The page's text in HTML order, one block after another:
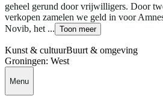
geheel gerund door vrijwilligers. Door
verkopen zamelen we geld in voor
Novib, het ... Toon meer
Kunst & cultuurBuurt & omgeving
Groningen: West
Menu